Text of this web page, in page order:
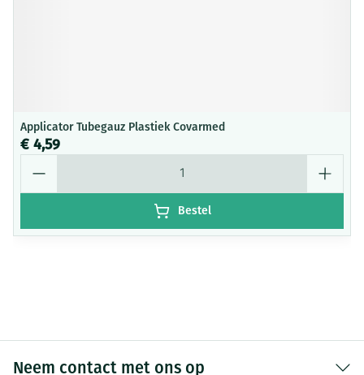
Applicator Tubegauz Plastiek Covarmed
€ 4,59
Bestel
Neem contact met ons op